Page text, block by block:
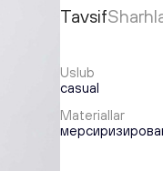
Tavsif
Uslub
casual
Materiallar